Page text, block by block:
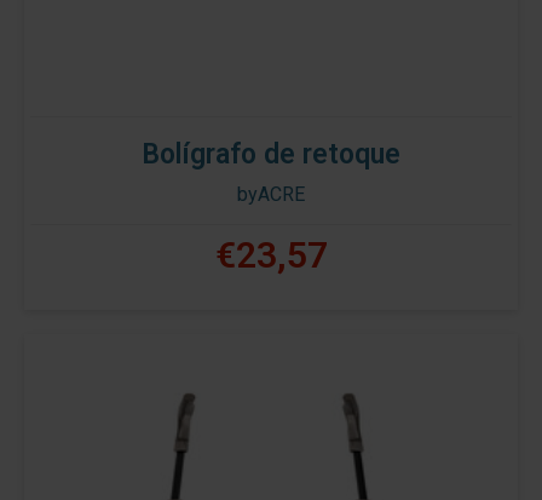
Bolígrafo de retoque
byACRE
€23,57